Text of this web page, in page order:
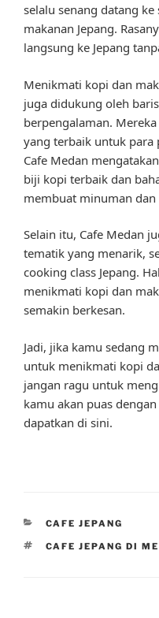
selalu senang datang
makanan Jepang.
langsung ke Jepang
Menikmati kopi dan
juga didukung oleh
berpengalaman.
yang terbaik untuk para
Cafe Medan
biji kopi terbaik dan
membuat minuman dan
Selain itu, Cafe Medan
tematik yang menarik,
cooking class Jepang.
menikmati kopi dan
semakin berkesan.
Jadi, jika kamu sedang
untuk menikmati kopi
jangan ragu untuk
kamu akan puas
dapatkan di sini.
CATEGORIES
CAFE JEPANG
TAGS
CAFE JEPANG DI